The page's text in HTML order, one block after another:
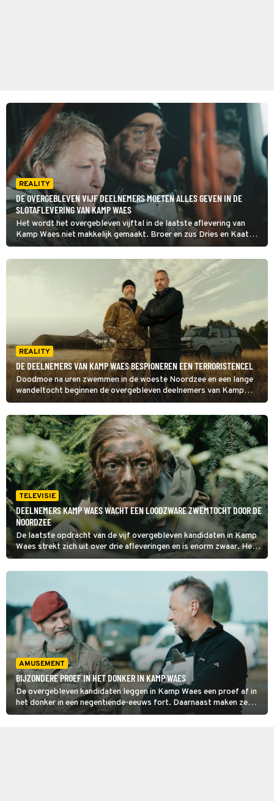
REALITY
DE OVERGEBLEVEN VIJF DEELNEMERS MOETEN ALLES GEVEN IN DE
SLOTAFLEVERING VAN KAMP WAES
Het wordt het overgebleven vijftal in de laatste aflevering van
Kamp Waes niet makkelijk gemaakt. Broer en zus Dries en Kaat
Borstlap worden bruut ontvoerd en streng ondervraagd. De
andere drie zetten een reddingsmissie op touw.
REALITY
DE DEELNEMERS VAN KAMP WAES BESPIONEREN EEN TERRORISTENCEL
Doodmoe na uren zwemmen in de woeste Noordzee en een lange
wandeltocht beginnen de overgebleven deelnemers van Kamp
Waes aan hun taak: het bespioneren van een terroristencel.
Hoeveel personen zijn het en wat voor wapens hebben ze?
TELEVISIE
DEELNEMERS KAMP WAES WACHT EEN LOODZWARE ZWEMTOCHT DOOR DE
NOORDZEE
De laatste opdracht van de vijf overgebleven kandidaten in Kamp
Waes strekt zich uit over drie afleveringen en is enorm zwaar. Het
vijftal moet anderhalve kilometer door de ruige Noordzee
zwemmen om een terroristencel te observeren.
AMUSEMENT
BIJZONDERE PROEF IN HET DONKER IN KAMP WAES
De overgebleven kandidaten leggen in Kamp Waes een proef af in
het donker in een negentiende-eeuws fort. Daarnaast maken ze
ook een uitputtende tocht door de Hoge Venen, een hooggelegen